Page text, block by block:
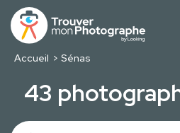
Accueil Sénas
43